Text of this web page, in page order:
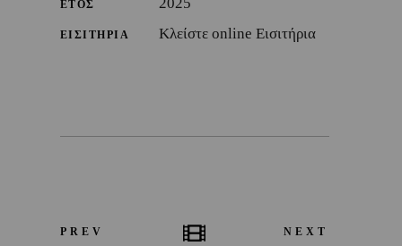
ΕΤΟΣ 2025
ΕΙΣΙΤΗΡΙΑ Κλείστε online Εισιτήρια
PREV NEXT